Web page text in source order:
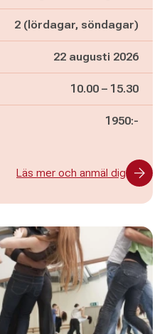
2 (lördagar, söndagar)
22 augusti 2026
Pågår mellan
10.00 – och
15.30
1950:-
Läs mer och anmäl dig